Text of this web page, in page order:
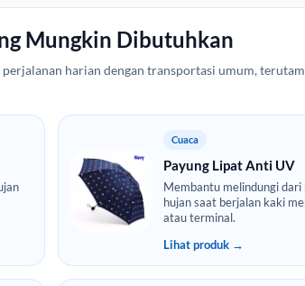
Mungkin Dibutuhkan
harian dengan transportasi umum,
Cuaca
Payung Lipat Anti UV
Membantu melindungi dari
hujan saat berjalan kaki
atau terminal.
Lihat produk →